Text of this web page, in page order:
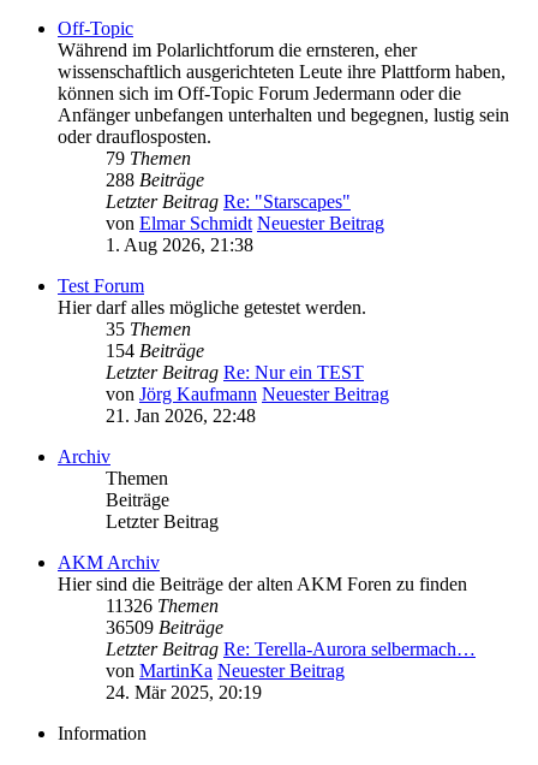
Off-Topic
Während im Polarlichtforum die ernsteren, eher
wissenschaftlich ausgerichteten Leute ihre Plattform haben,
können sich im Off-Topic Forum Jedermann oder die
Anfänger unbefangen unterhalten und begegnen, lustig sein
oder drauflosposten.
79 Themen
288 Beiträge
Letzter Beitrag Re: "Starscapes"
von Elmar Schmidt Neuester Beitrag
1. Aug 2026, 21:38
Test Forum
Hier darf alles mögliche getestet werden.
35 Themen
154 Beiträge
Letzter Beitrag Re: Nur ein TEST
von Jörg Kaufmann Neuester Beitrag
21. Jan 2026, 22:48
Archiv
Themen
Beiträge
Letzter Beitrag
AKM Archiv
Hier sind die Beiträge der alten AKM Foren zu finden
11326 Themen
36509 Beiträge
Letzter Beitrag Re: Terella-Aurora selbermach…
von MartinKa Neuester Beitrag
24. Mär 2025, 20:19
Information